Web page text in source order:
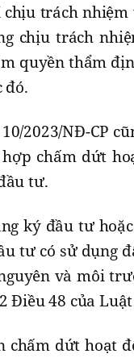
trách
chịu trách
quyền thẩm
đó.
2023/NĐ-CP
chấm dứt
tư.
ký đầu tư
tư có sử dụng
và môi
Điều 48 của
chấm dứt hoạt